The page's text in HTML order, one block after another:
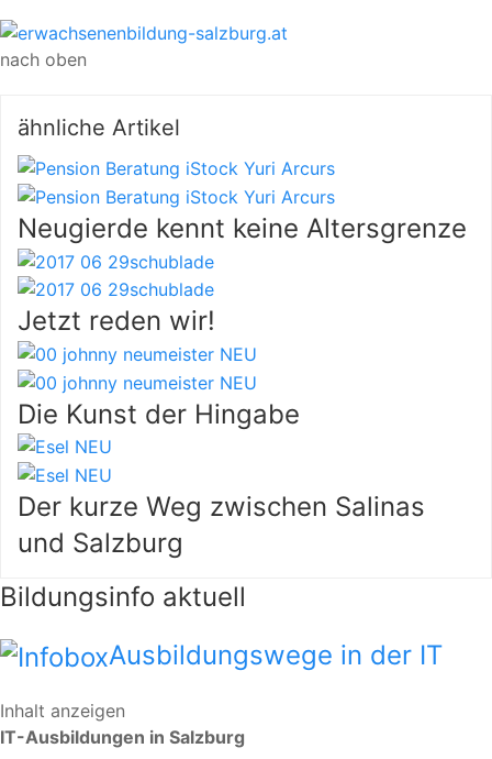
nach oben
ähnliche Artikel
Neugierde kennt keine Altersgrenze
Jetzt reden wir!
Die Kunst der Hingabe
Der kurze Weg zwischen Salinas
und Salzburg
Bildungsinfo aktuell
Ausbildungswege in der IT
Inhalt anzeigen
IT-Ausbildungen in Salzburg